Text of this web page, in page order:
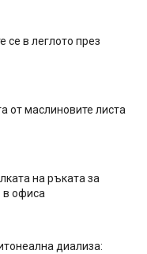
се в леглото през
от маслиновите листа
на ръката за
в офиса
диализа: